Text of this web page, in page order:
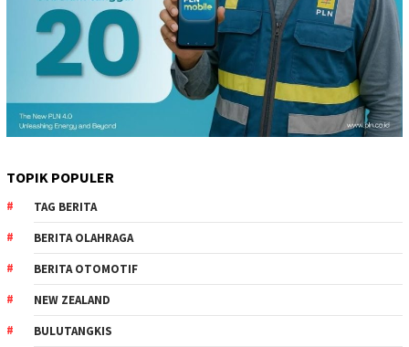
TOPIK POPULER
TAG BERITA
BERITA OLAHRAGA
BERITA OTOMOTIF
NEW ZEALAND
BULUTANGKIS